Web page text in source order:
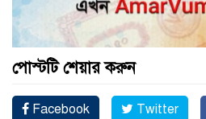
পোস্টটি শেয়ার করুন
Facebook Twitter